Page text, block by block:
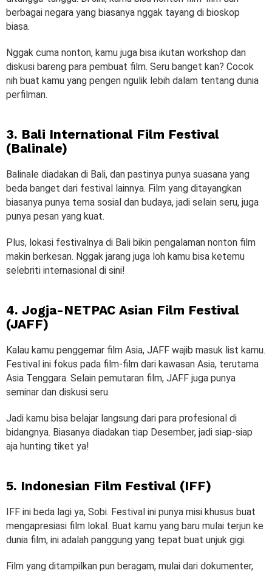
berbagai negara yang biasanya nggak tayang di bioskop
biasa.
Nggak cuma nonton, kamu juga bisa ikutan workshop dan
diskusi bareng para pembuat film. Seru banget kan? Cocok
nih buat kamu yang pengen ngulik lebih dalam tentang dunia
perfilman.
3. Bali International Film Festival
(Balinale)
Balinale diadakan di Bali, dan pastinya punya suasana yang
beda banget dari festival lainnya. Film yang ditayangkan
biasanya punya tema sosial dan budaya, jadi selain seru, juga
punya pesan yang kuat.
Plus, lokasi festivalnya di Bali bikin pengalaman nonton film
makin berkesan. Nggak jarang juga loh kamu bisa ketemu
selebriti internasional di sini!
4. Jogja-NETPAC Asian Film Festival
(JAFF)
Kalau kamu penggemar film Asia, JAFF wajib masuk list kamu.
Festival ini fokus pada film-film dari kawasan Asia, terutama
Asia Tenggara. Selain pemutaran film, JAFF juga punya
seminar dan diskusi seru.
Jadi kamu bisa belajar langsung dari para profesional di
bidangnya. Biasanya diadakan tiap Desember, jadi siap-siap
aja hunting tiket ya!
5. Indonesian Film Festival (IFF)
IFF ini beda lagi ya, Sobi. Festival ini punya misi khusus buat
mengapresiasi film lokal. Buat kamu yang baru mulai terjun ke
dunia film, ini adalah panggung yang tepat buat unjuk gigi.
Film yang ditampilkan pun beragam, mulai dari dokumenter,